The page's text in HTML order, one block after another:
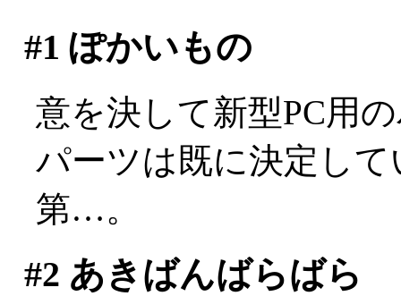
#1 ぽかいもの
意を決して新型PC用
パーツは既に決定し
第…。
#2 あきばんばらばら